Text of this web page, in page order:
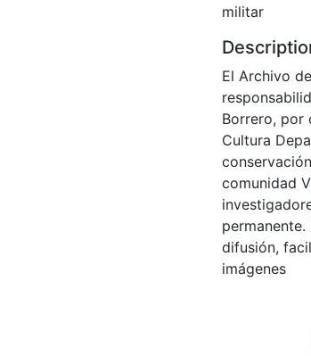
militar
El Archivo
Borrero, por
Cultura
comunidad
difusión,
imágenes